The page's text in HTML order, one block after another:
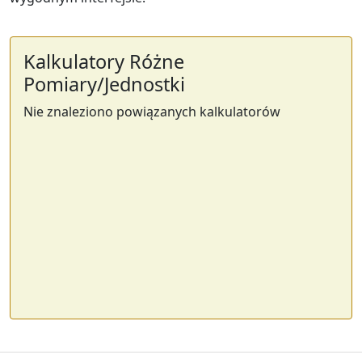
Kalkulatory Różne
Pomiary/Jednostki
Nie znaleziono powiązanych kalkulatorów